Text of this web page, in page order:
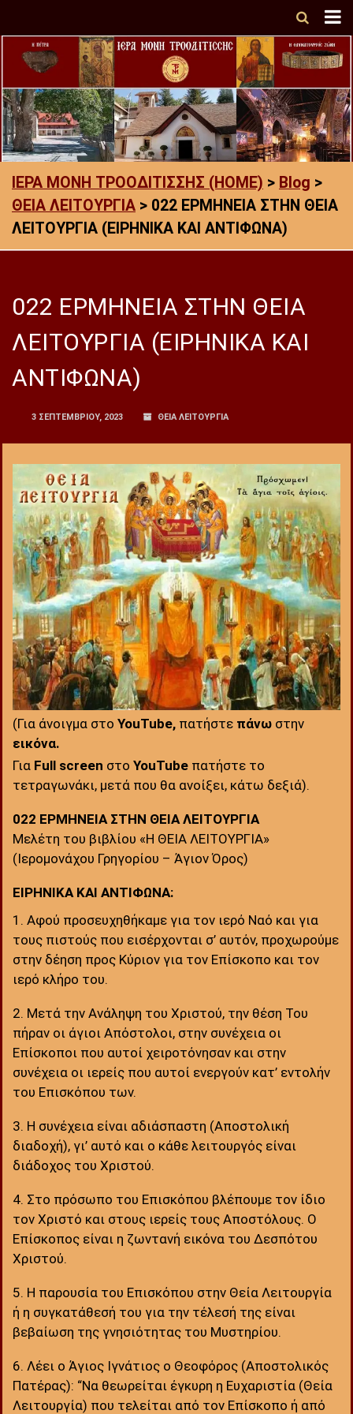
ΙΕΡΑ ΜΟΝΗ ΤΡΟΟΔΙΤΙΣΣΗΣ (HOME) > Blog >
ΘΕΙΑ ΛΕΙΤΟΥΡΓΙΑ > 022 ΕΡΜΗΝΕΙΑ ΣΤΗΝ ΘΕΙΑ
ΛΕΙΤΟΥΡΓΙΑ (ΕΙΡΗΝΙΚΑ ΚΑΙ ΑΝΤΙΦΩΝΑ)
022 ΕΡΜΗΝΕΙΑ ΣΤΗΝ ΘΕΙΑ
ΛΕΙΤΟΥΡΓΙΑ (ΕΙΡΗΝΙΚΑ ΚΑΙ
ΑΝΤΙΦΩΝΑ)
3 ΣΕΠΤΕΜΒΡΊΟΥ, 2023 ΘΕΙΑ ΛΕΙΤΟΥΡΓΙΑ
(Για άνοιγμα στο YouTube, πατήστε πάνω στην
εικόνα.
Για Full screen στο YouTube πατήστε το
τετραγωνάκι, μετά που θα ανοίξει, κάτω δεξιά).
022 ΕΡΜΗΝΕΙΑ ΣΤΗΝ ΘΕΙΑ ΛΕΙΤΟΥΡΓΙΑ
Μελέτη του βιβλίου «Η ΘΕΙΑ ΛΕΙΤΟΥΡΓΙΑ»
(Ιερομονάχου Γρηγορίου – Άγιον Όρος)
ΕΙΡΗΝΙΚΑ ΚΑΙ ΑΝΤΙΦΩΝΑ:
1. Αφού προσευχηθήκαμε για τον ιερό Ναό και για
τους πιστούς που εισέρχονται σ’ αυτόν, προχωρούμε
στην δέηση προς Κύριον για τον Επίσκοπο και τον
ιερό κλήρο του.
2. Μετά την Ανάληψη του Χριστού, την θέση Του
πήραν οι άγιοι Απόστολοι, στην συνέχεια οι
Επίσκοποι που αυτοί χειροτόνησαν και στην
συνέχεια οι ιερείς που αυτοί ενεργούν κατ’ εντολήν
του Επισκόπου των.
3. Η συνέχεια είναι αδιάσπαστη (Αποστολική
διαδοχή), γι’ αυτό και ο κάθε λειτουργός είναι
διάδοχος του Χριστού.
4. Στο πρόσωπο του Επισκόπου βλέπουμε τον ίδιο
τον Χριστό και στους ιερείς τους Αποστόλους. Ο
Επίσκοπος είναι η ζωντανή εικόνα του Δεσπότου
Χριστού.
5. Η παρουσία του Επισκόπου στην Θεία Λειτουργία
ή η συγκατάθεσή του για την τέλεσή της είναι
βεβαίωση της γνησιότητας του Μυστηρίου.
6. Λέει ο Άγιος Ιγνάτιος ο Θεοφόρος (Αποστολικός
Πατέρας): “Να θεωρείται έγκυρη η Ευχαριστία (Θεία
Λειτουργία) που τελείται από τον Επίσκοπο ή από